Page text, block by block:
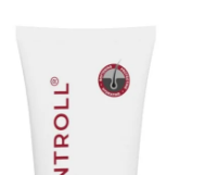
Hair Serum og
i minst 12 uker
å stimulere